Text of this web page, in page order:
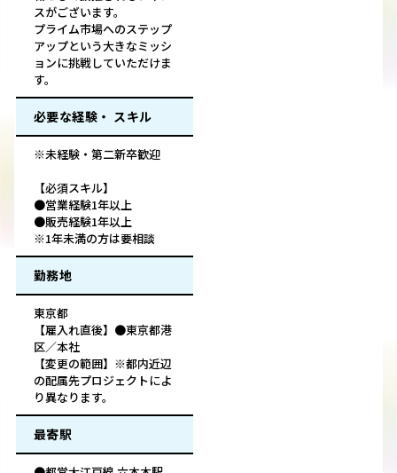
スがございます。
プライム市場へのステップ
アップという大きなミッシ
ョンに挑戦していただけま
す。
必要な経験・ スキル
※未経験・第二新卒歓迎
【必須スキル】
●営業経験1年以上
●販売経験1年以上
※1年未満の方は要相談
勤務地
東京都
【雇入れ直後】●東京都港
区／本社
【変更の範囲】※都内近辺
の配属先プロジェクトによ
り異なります。
最寄駅